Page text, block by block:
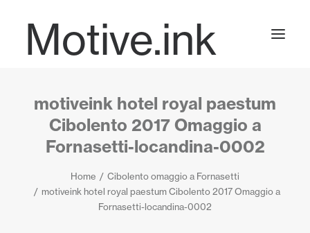
Motive.ink
Projects
Journal
motiveink hotel royal paestum
Cibolento 2017 Omaggio a
Fornasetti-locandina-0002
Home
Cibolento omaggio a Fornasetti
motiveink hotel royal paestum Cibolento 2017 Omaggio a
Fornasetti-locandina-0002